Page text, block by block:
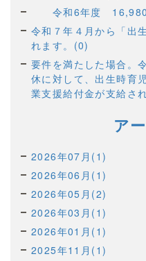
令和6年度
令和７年４月から「出
れます。(0)
要件を満たした場合。
休に対して、出生時育
業支援給付金が支給さ
ア
2026年07月(1)
2026年06月(1)
2026年05月(2)
2026年03月(1)
2026年01月(1)
2025年11月(1)